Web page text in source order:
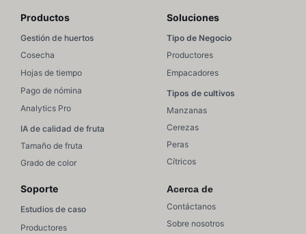
Productos
Gestión de huertos
Cosecha
Hojas de tiempo
Pago de nómina
Analytics Pro
IA de calidad de fruta
Tamaño de fruta
Grado de color
Soluciones
Tipo de Negocio
Productores
Empacadores
Tipos de cultivos
Manzanas
Cerezas
Peras
Cítricos
Soporte
Estudios de caso
Productores
Acerca de
Contáctanos
Sobre nosotros